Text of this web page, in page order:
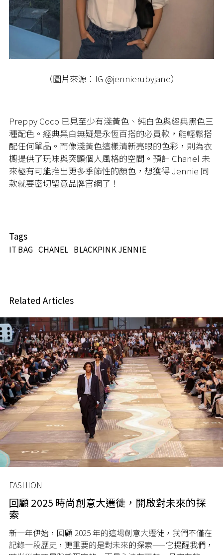
（圖片來源：IG @jennierubyjane）
Preppy Coco 已見至少有淺黃色、純白色與經典黑色三
種配色。經典黑白無疑是永恆百搭的必買款，能輕鬆搭
配任何單品。而像淺黃色這樣清新亮眼的色彩，則為衣
櫥提供了玩味與突顯個人風格的空間。預計 Chanel 未
來極有可能推出更多季節性的顏色，想獲得 Jennie 同
款就要密切留意品牌官網了！
Tags
IT BAG CHANEL BLACKPINK JENNIE
Related Articles
FASHION
回顧 2025 時尚創意大遷徙，開啟對未來的探
索
新一年伊始，回顧 2025 年的這場創意大遷徙，我們不僅在
記錄一段歷史，更重要的是對未來的探索——它提醒我們，